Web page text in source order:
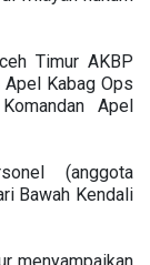
Timur AKBP
Apel Kabag Ops
Apel
(anggota
Bawah Kendali